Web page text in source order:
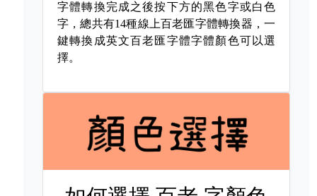
字體轉換完成之後按下方的黑色字或白色
字，總共有14種線上百老匯字體轉換器，一
鍵轉換成英文百老匯字體字體顏色可以選
擇。